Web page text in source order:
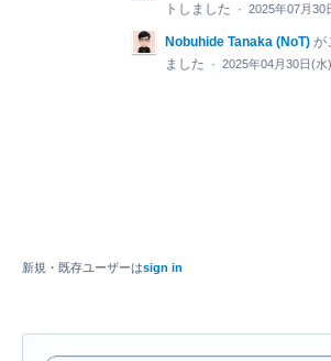
トしました · 2025年07月30
Nobuhide Tanaka (NoT) が
ました · 2025年04月30日(水)
新規・既存ユーザーはsign in